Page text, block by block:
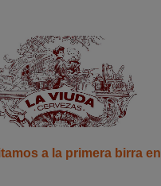
a la primera birra en